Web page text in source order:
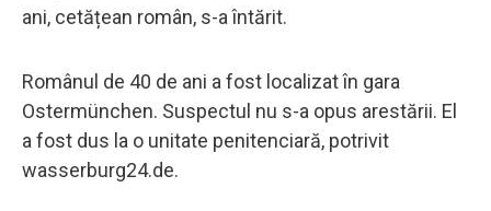
ani, cetățean român, s-a întărit.
Românul de 40 de ani a fost localizat în gara
Ostermünchen. Suspectul nu s-a opus arestării. El
a fost dus la o unitate penitenciară, potrivit
wasserburg24.de.